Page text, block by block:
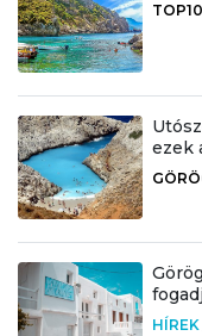
TOP10
ezek
HÍREK